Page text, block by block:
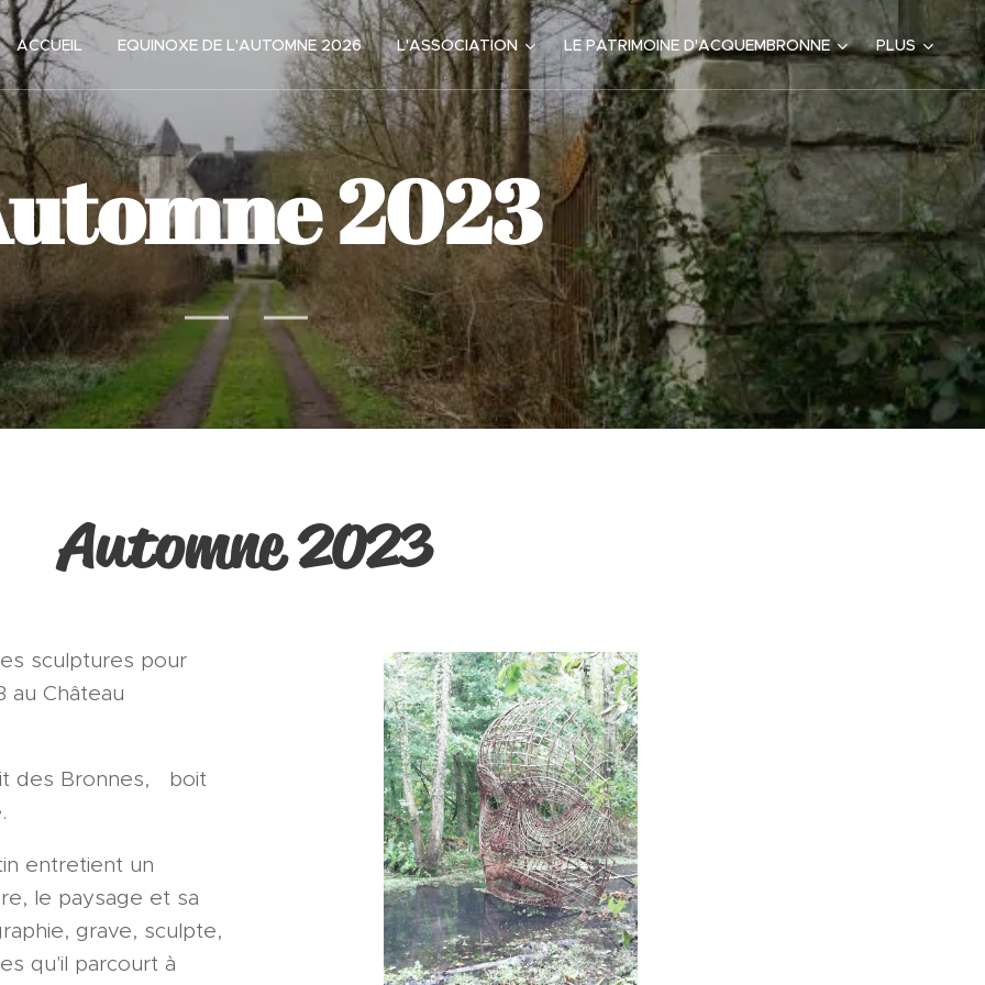
ACCUEIL EQUINOXE DE L'AUTOMNE 2026 L'ASSOCIATION LE PATRIMOINE D'ACQUEMBRONNE PLUS
2023
Automne 2023
sculptures pour
au Château
des Bronnes, boit
entretient un
le paysage et sa
grave, sculpte,
qu'il parcourt à